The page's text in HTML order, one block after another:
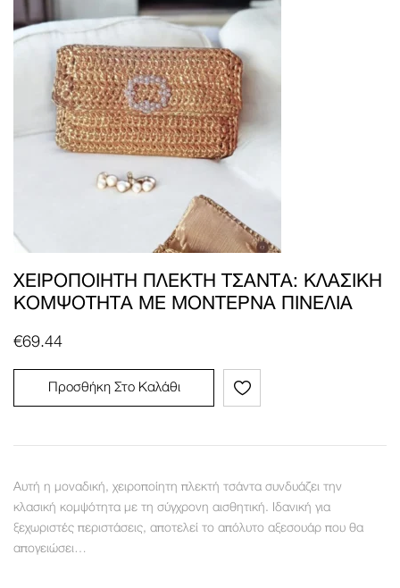
ΧΕΙΡΟΠΟΊΗΤΗ ΠΛΕΚΤΉ ΤΣΆΝΤΑ: ΚΛΑΣΙΚΉ
ΚΟΜΨΌΤΗΤΑ ΜΕ ΜΟΝΤΈΡΝΑ ΠΙΝΕΛΙΆ
€69.44
Προσθήκη Στο Καλάθι
Αυτή η μοναδική, χειροποίητη πλεκτή τσάντα συνδυάζει την
κλασική κομψότητα με τη σύγχρονη αισθητική. Ιδανική για
ξεχωριστές περιστάσεις, αποτελεί το απόλυτο αξεσουάρ που θα
απογειώσει…